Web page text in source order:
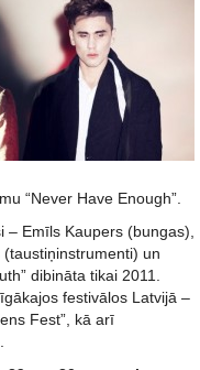
“Never Have Enough”.
– Emīls Kaupers (bungas),
un
dibināta tikai 2011.
festivālos Latvijā –
Fest”, kā arī